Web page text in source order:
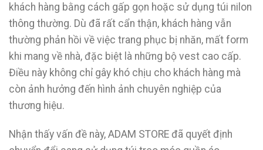
khách hàng bằng cách gấp gọn hoặc sử dụng túi nilon
thông thường. Dù đã rất cẩn thận, khách hàng vẫn
thường phản hồi về việc trang phục bị nhăn, mất form
khi mang về nhà, đặc biệt là những bộ vest cao cấp.
Điều này không chỉ gây khó chịu cho khách hàng mà
còn ảnh hưởng đến hình ảnh chuyên nghiệp của
thương hiệu.
Nhận thấy vấn đề này, ADAM STORE đã quyết định